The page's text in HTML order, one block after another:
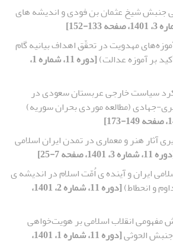
جنبش شیخ عثمان بن فودی و اندیشه های
مهدویت در تحقّق اهداف بیانیه گام
بر آموزه عدالت)
[دوره 11، شماره 1،
سیاست خارجی عربستان سعودی در
جهادی (مطالعه موردی بحران سوریه)
آثار هنر و معماری در تمدن ایران اسلامی
شماره 3، 1401، صفحه 7-25]
ایران و آینده ی اُمّت اسلام در اندیشه ی
و انحطاط)
[دوره 11، شماره 2، 1401،
مفهومی انقلاب اسلامی بر هویت‌خواهی
جنبش الحوثی
[دوره 11، شماره 1، 1401،